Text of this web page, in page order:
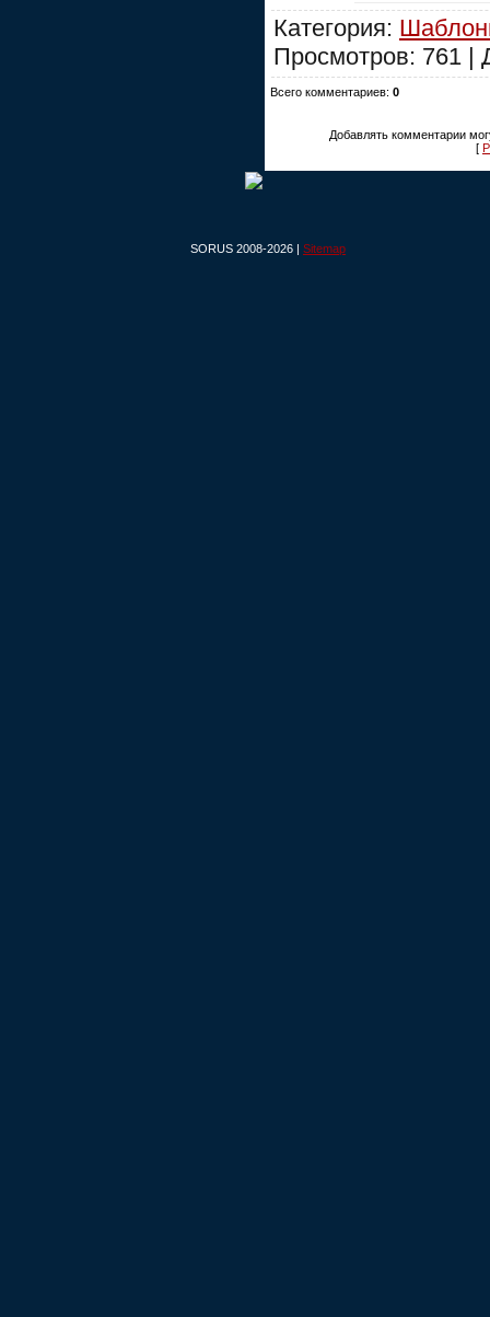
Категория:
Просмотров: 761 |
Всего комментариев: 0
Добавлять комментарии
[
SORUS 2008-2026 | Sitemap